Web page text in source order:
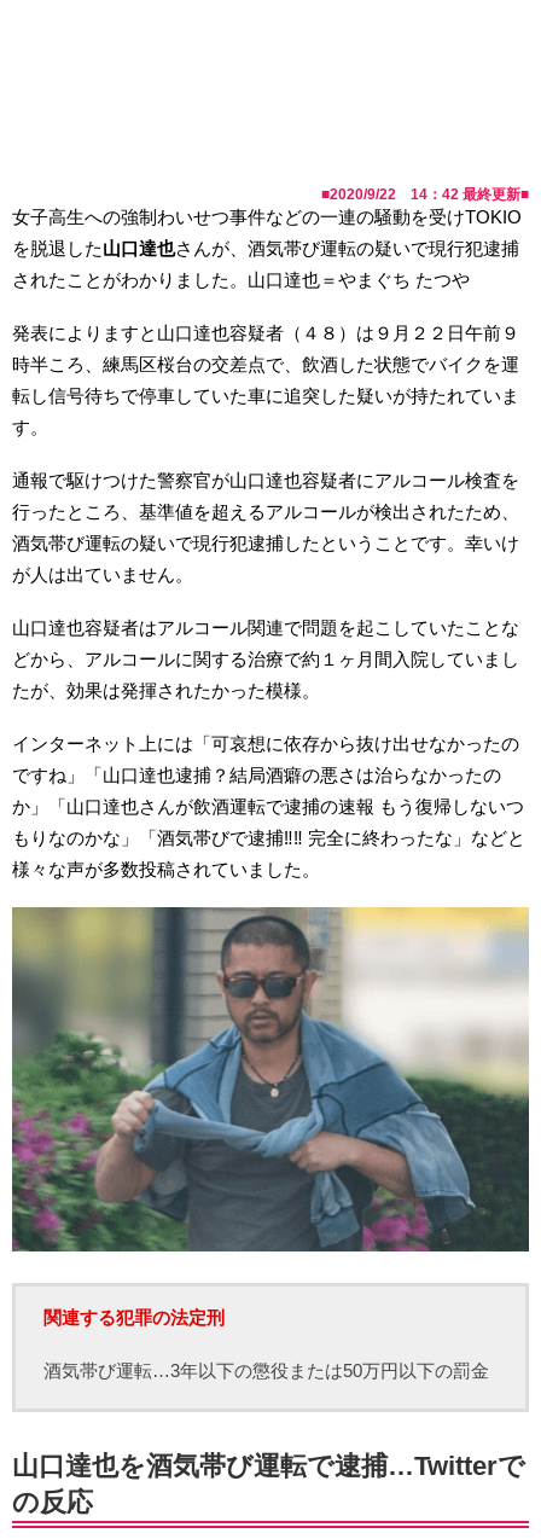
■2020/9/22 14：42 最終更新■
女子高生への強制わいせつ事件などの一連の騒動を受けTOKIO
を脱退した山口達也さんが、酒気帯び運転の疑いで現行犯逮捕
されたことがわかりました。山口達也＝やまぐち たつや
発表によりますと山口達也容疑者（４８）は９月２２日午前９
時半ころ、練馬区桜台の交差点で、飲酒した状態でバイクを運
転し信号待ちで停車していた車に追突した疑いが持たれていま
す。
通報で駆けつけた警察官が山口達也容疑者にアルコール検査を
行ったところ、基準値を超えるアルコールが検出されたため、
酒気帯び運転の疑いで現行犯逮捕したということです。幸いけ
が人は出ていません。
山口達也容疑者はアルコール関連で問題を起こしていたことな
どから、アルコールに関する治療で約１ヶ月間入院していまし
たが、効果は発揮されたかった模様。
インターネット上には「可哀想に依存から抜け出せなかったの
ですね」「山口達也逮捕？結局酒癖の悪さは治らなかったの
か」「山口達也さんが飲酒運転で逮捕の速報 もう復帰しないつ
もりなのかな」「酒気帯びで逮捕‼️‼️ 完全に終わったな」などと
様々な声が多数投稿されていました。
関連する犯罪の法定刑
酒気帯び運転…3年以下の懲役または50万円以下の罰金
山口達也を酒気帯び運転で逮捕…Twitterで
の反応